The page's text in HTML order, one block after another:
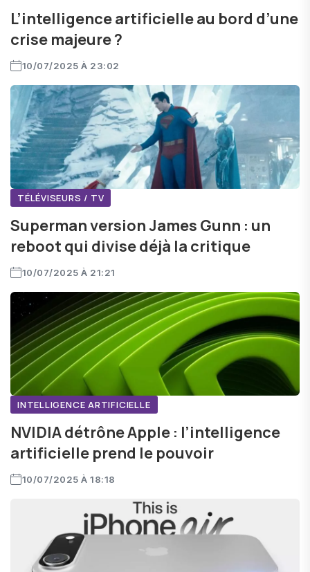
L’intelligence artificielle au bord d’une
crise majeure ?
10/07/2025 À 23:02
TÉLÉVISEURS / TV
Superman version James Gunn : un
reboot qui divise déjà la critique
10/07/2025 À 21:21
INTELLIGENCE ARTIFICIELLE
NVIDIA détrône Apple : l’intelligence
artificielle prend le pouvoir
10/07/2025 À 18:18